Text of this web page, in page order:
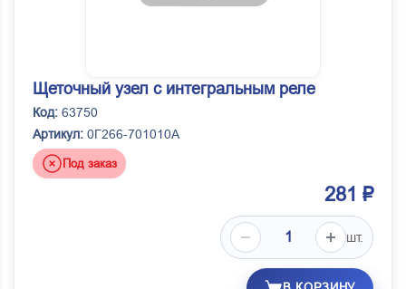
Щеточный узел с интегральным реле
Код: 63750
Артикул: 0Г266-701010А
Под заказ
281 ₽
шт.